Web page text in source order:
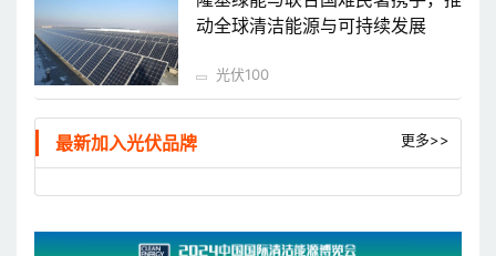
动全球清洁能源与可持续发展
光伏100
最新加入光伏品牌 更多>>